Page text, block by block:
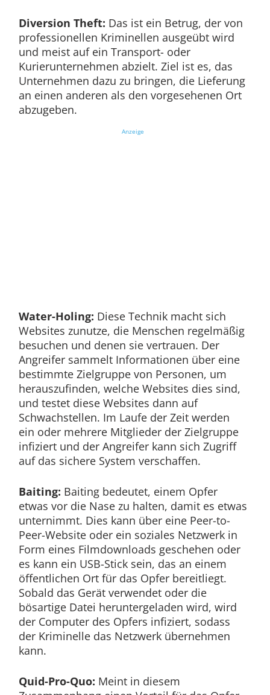
Diversion Theft: Das ist ein Betrug, der von
professionellen Kriminellen ausgeübt wird
und meist auf ein Transport- oder
Kurierunternehmen abzielt. Ziel ist es, das
Unternehmen dazu zu bringen, die Lieferung
an einen anderen als den vorgesehenen Ort
abzugeben.
Anzeige
Water-Holing: Diese Technik macht sich
Websites zunutze, die Menschen regelmäßig
besuchen und denen sie vertrauen. Der
Angreifer sammelt Informationen über eine
bestimmte Zielgruppe von Personen, um
herauszufinden, welche Websites dies sind,
und testet diese Websites dann auf
Schwachstellen. Im Laufe der Zeit werden
ein oder mehrere Mitglieder der Zielgruppe
infiziert und der Angreifer kann sich Zugriff
auf das sichere System verschaffen.
Baiting: Baiting bedeutet, einem Opfer
etwas vor die Nase zu halten, damit es etwas
unternimmt. Dies kann über eine Peer-to-
Peer-Website oder ein soziales Netzwerk in
Form eines Filmdownloads geschehen oder
es kann ein USB-Stick sein, das an einem
öffentlichen Ort für das Opfer bereitliegt.
Sobald das Gerät verwendet oder die
bösartige Datei heruntergeladen wird, wird
der Computer des Opfers infiziert, sodass
der Kriminelle das Netzwerk übernehmen
kann.
Quid-Pro-Quo: Meint in diesem